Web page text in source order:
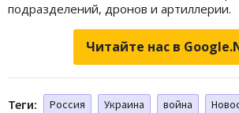
подразделений, дронов и артиллерии.
Читайте нас в
Теги: Россия Украина война